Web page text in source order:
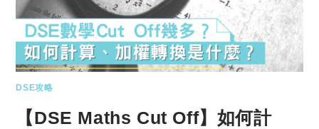
DSE攻略
【DSE Maths Cut Off】如何計